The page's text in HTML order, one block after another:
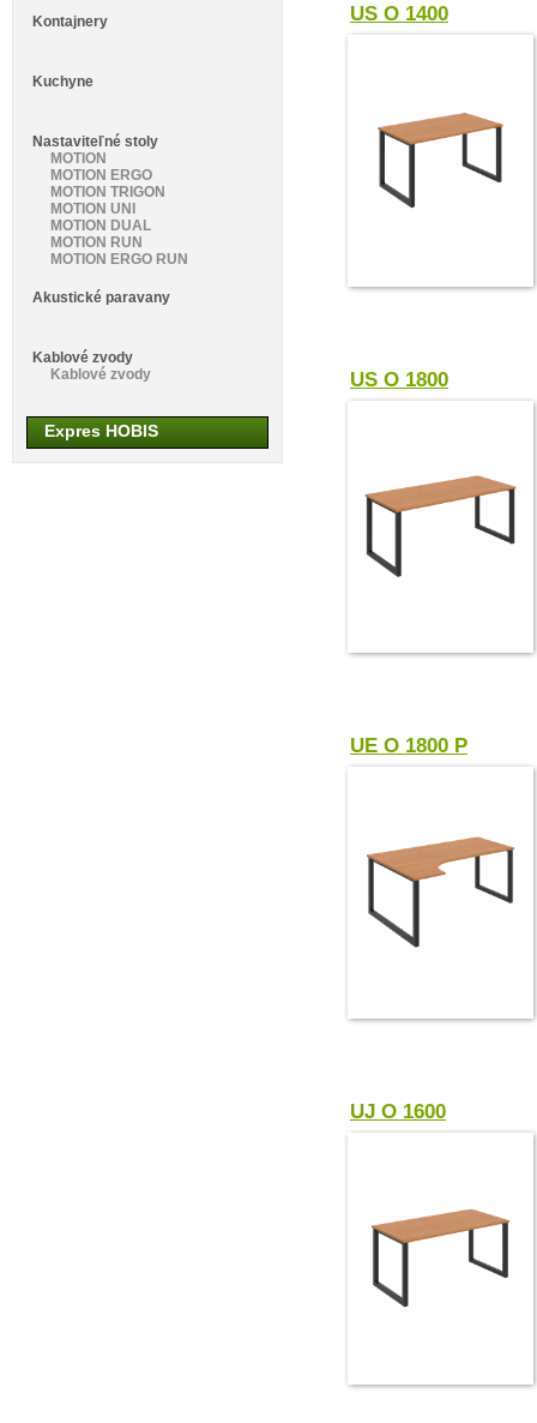
US O 1400
US O 1800
UE O 1800 P
UJ O 1600
Kontajnery
Kuchyne
Nastaviteľné stoly
MOTION
MOTION ERGO
MOTION TRIGON
MOTION UNI
MOTION DUAL
MOTION RUN
MOTION ERGO RUN
Akustické paravany
Kablové zvody
Kablové zvody
Expres HOBIS